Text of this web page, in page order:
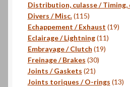
Distribution, culasse / Timing,
Divers / Misc. 115115
produits
Echappement / Exhaust 1919
Eclairage / Lightning 1111
Embrayage / Clutch 1919
Freinage / Brakes 3030
Joints / Gaskets 2121
produits
Joints toriques / O-rings 1313